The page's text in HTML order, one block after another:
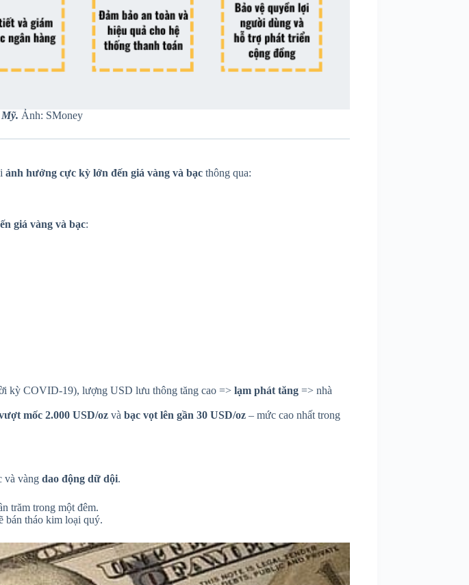
Ảnh: SMoney
ảnh hưởng cực kỳ lớn đến giá vàng và bạc thông qua:
giá vàng và bạc:
kỳ COVID-19), lượng USD lưu thông tăng cao => lạm phát tăng => nhà
mốc 2.000 USD/oz và bạc vọt lên gần 30 USD/oz – mức cao nhất trong
và vàng dao động dữ dội.
trăm trong một đêm.
bán tháo kim loại quý.